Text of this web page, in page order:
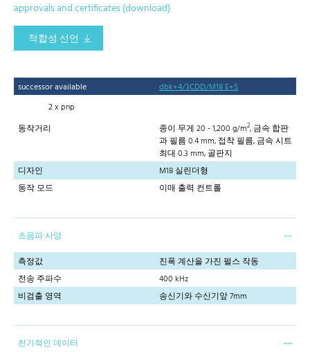
approvals and certificates (download)
적합성 선언
successor available
dbk+4/3CDD/M18 E+S
2 x pnp
동작거리
종이 무게 20 - 1,200 g/m2, 금속 합판
과 필름 0.4 mm, 접착 필름, 금속 시트
최대 0.3 mm, 골판지
디자인
M18 실린더형
동작 모드
이매 출력 컨트롤
초음파 사양
측정값
진폭 계산을 가진 펄스 작동
전송 주파수
400 kHz
비검출 영역
송신기와 수신기앞 7mm
전기적인 데이터